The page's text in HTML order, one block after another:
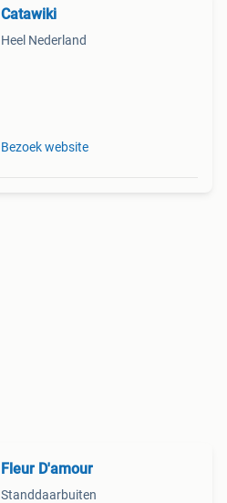
Catawiki
Heel Nederland
Bezoek website
Fleur D'amour
Standdaarbuiten